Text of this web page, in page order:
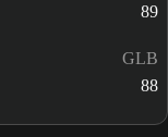
89
GLB
88